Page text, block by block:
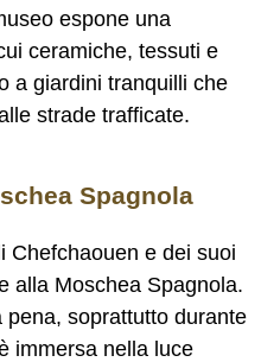
espone una
ceramiche, tessuti e
a giardini tranquilli che
strade trafficate.
Spagnola
Chefchaouen e dei suoi
alla Moschea Spagnola.
soprattutto durante
immersa nella luce